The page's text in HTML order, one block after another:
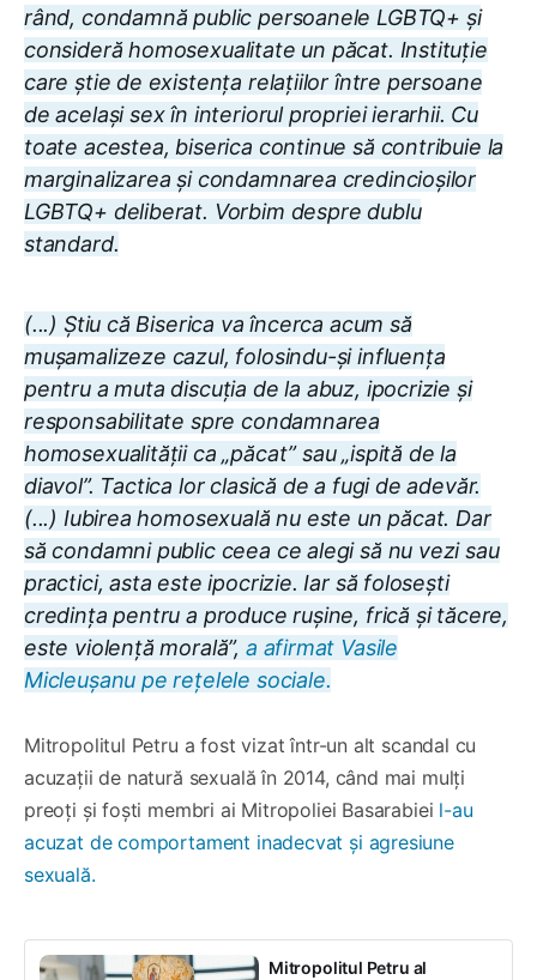
rând, condamnă public persoanele LGBTQ+ și
consideră homosexualitate un păcat. Instituție
care știe de existența relațiilor între persoane
de același sex în interiorul propriei ierarhii. Cu
toate acestea, biserica continue să contribuie la
marginalizarea și condamnarea credincioșilor
LGBTQ+ deliberat. Vorbim despre dublu
standard.
(...) Știu că Biserica va încerca acum să
mușamalizeze cazul, folosindu-și influența
pentru a muta discuția de la abuz, ipocrizie și
responsabilitate spre condamnarea
homosexualității ca „păcat” sau „ispită de la
diavol”. Tactica lor clasică de a fugi de adevăr.
(...) Iubirea homosexuală nu este un păcat. Dar
să condamni public ceea ce alegi să nu vezi sau
practici, asta este ipocrizie. Iar să folosești
credința pentru a produce rușine, frică și tăcere,
este violență morală”, a afirmat Vasile
Micleușanu pe rețelele sociale.
Mitropolitul Petru a fost vizat într-un alt scandal cu
acuzații de natură sexuală în 2014, când mai mulți
preoți și foști membri ai Mitropoliei Basarabiei l-au
acuzat de comportament inadecvat și agresiune
sexuală.
Mitropolitul Petru al